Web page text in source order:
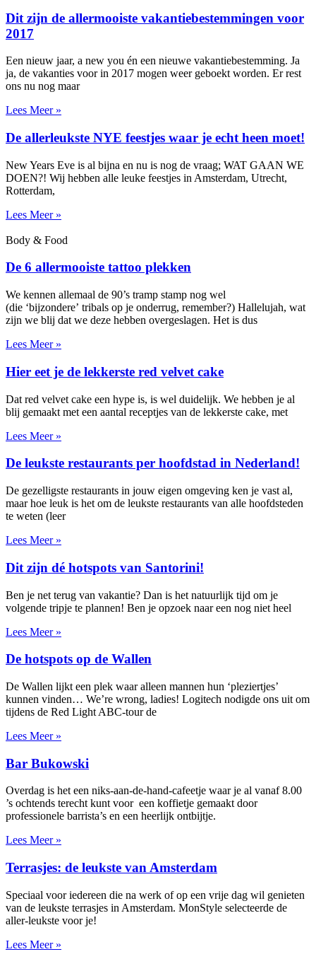
Dit zijn de allermooiste vakantiebestemmingen voor
2017
Een nieuw jaar, a new you én een nieuwe vakantiebestemming. Ja
ja, de vakanties voor in 2017 mogen weer geboekt worden. Er rest
ons nu nog maar
Lees Meer »
De allerleukste NYE feestjes waar je echt heen moet!
New Years Eve is al bijna en nu is nog de vraag; WAT GAAN WE
DOEN?! Wij hebben alle leuke feestjes in Amsterdam, Utrecht,
Rotterdam,
Lees Meer »
Body & Food
De 6 allermooiste tattoo plekken
We kennen allemaal de 90’s tramp stamp nog wel
(die ‘bijzondere’ tribals op je onderrug, remember?) Hallelujah, wat
zijn we blij dat we deze hebben overgeslagen. Het is dus
Lees Meer »
Hier eet je de lekkerste red velvet cake
Dat red velvet cake een hype is, is wel duidelijk. We hebben je al
blij gemaakt met een aantal receptjes van de lekkerste cake, met
Lees Meer »
De leukste restaurants per hoofdstad in Nederland!
De gezelligste restaurants in jouw eigen omgeving ken je vast al,
maar hoe leuk is het om de leukste restaurants van alle hoofdsteden
te weten (leer
Lees Meer »
Dit zijn dé hotspots van Santorini!
Ben je net terug van vakantie? Dan is het natuurlijk tijd om je
volgende tripje te plannen! Ben je opzoek naar een nog niet heel
Lees Meer »
De hotspots op de Wallen
De Wallen lijkt een plek waar alleen mannen hun ‘pleziertjes’
kunnen vinden… We’re wrong, ladies! Logitech nodigde ons uit om
tijdens de Red Light ABC-tour de
Lees Meer »
Bar Bukowski
Overdag is het een niks-aan-de-hand-cafeetje waar je al vanaf 8.00
’s ochtends terecht kunt voor een koffietje gemaakt door
professionele barrista’s en een heerlijk ontbijtje.
Lees Meer »
Terrasjes: de leukste van Amsterdam
Speciaal voor iedereen die na werk of op een vrije dag wil genieten
van de leukste terrasjes in Amsterdam. MonStyle selecteerde de
aller-leukste voor je!
Lees Meer »